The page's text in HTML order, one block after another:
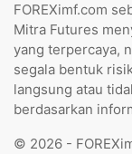
FOREXimf.com
Mitra Futures
yang terpercaya,
segala bentuk
langsung atau
berdasarkan
© 2026 -